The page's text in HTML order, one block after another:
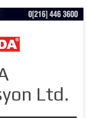
Ltd.